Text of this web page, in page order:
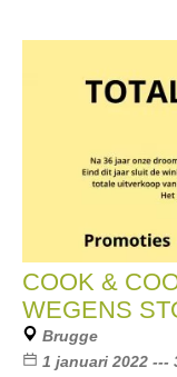
COOK &
WEGENS
Brugge
1 januari 2022 ---